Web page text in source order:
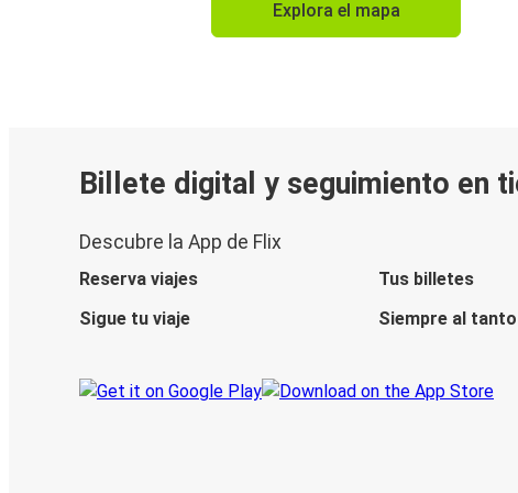
Explora el mapa
Billete digital y seguimiento en
Descubre la App de Flix
Reserva viajes
Tus billetes
Sigue tu viaje
Siempre al tanto